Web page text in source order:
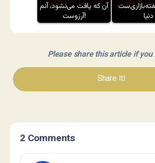
آن که یافت می‌نشود، آنم
آرزوست!
دنیا
Please share this article if
Share It!
2 Comments